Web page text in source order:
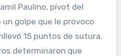
Paulino, pívot del
un golpe que le provoco
15 puntos de sutura.
determinaron que